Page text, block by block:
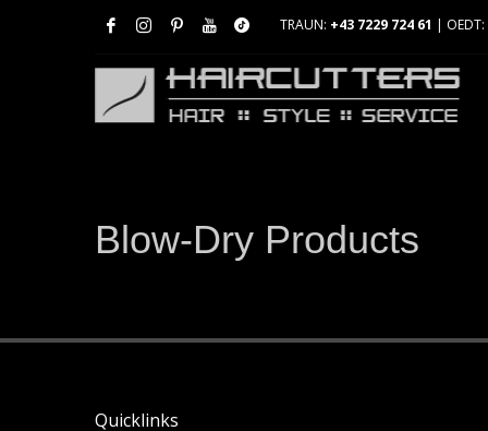
TRAUN: +43 7229 724 61 | OEDT:
Blow-Dry Products
Quicklinks